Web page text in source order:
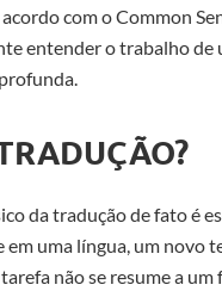
com o Common
entender o trabalho
da tradução de fato é
em uma língua, um novo
não se resume a um